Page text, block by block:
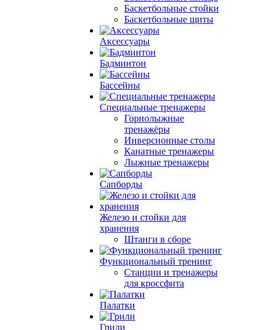
Баскетбольные стойки
Баскетбольные щиты
Аксессуары
Бадминтон
Бассейны
Специальные тренажеры
Горнолыжные
тренажёры
Инверсионные столы
Канатные тренажеры
Лыжные тренажеры
Сапборды
Железо и стойки для
хранения
Штанги в сборе
Функциональный тренинг
Станции и тренажеры
для кроссфита
Палатки
Грили